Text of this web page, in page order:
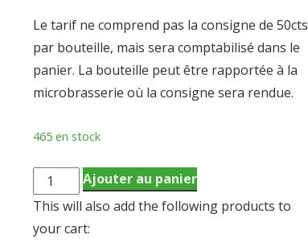
Le tarif ne comprend pas la consigne de 50cts
par bouteille, mais sera comptabilisé dans le
panier. La bouteille peut être rapportée à la
microbrasserie où la consigne sera rendue.
465 en stock
quantité
de
WITBIER
Ajouter au panier
This will also add the following products to
your cart: